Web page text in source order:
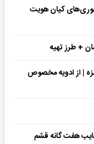
کیان هویت
+ طرز تهیه
| از ادویه مخصوص
هفت گانه قشم